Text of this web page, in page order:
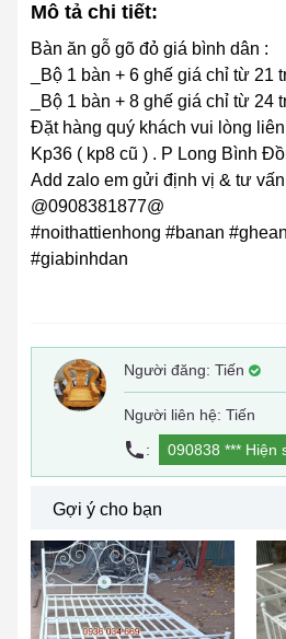
Mô tả chi tiết:
Bàn ăn gỗ gõ đỏ giá bình dân :
_Bộ 1 bàn + 6 ghế giá chỉ từ 21
_Bộ 1 bàn + 8 ghế giá chỉ từ 24
Đặt hàng quý khách vui lòng liên
Kp36 ( kp8 cũ ) . P Long Bình
Add zalo em gửi định vị & tư vấn
@0908381877@
#noithattienhong #banan
#giabinhdan
Người đăng: Tiến
Người liên hệ: Tiến
:
090838 *** Hiện
Gợi ý cho bạn